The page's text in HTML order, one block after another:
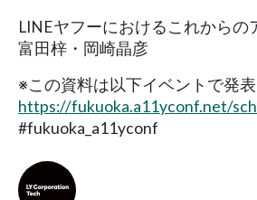
LINEヤフーにおけるこれからの
富田梓・岡崎晶彦
※この資料は以下イベントで発表
https://fukuoka.a11yconf.net/
#fukuoka_a11yconf